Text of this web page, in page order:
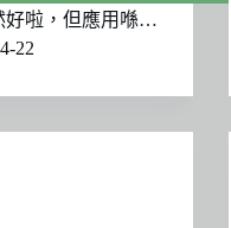
好啦，但應用喺…
22